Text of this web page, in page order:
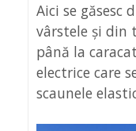
Aici se
vârstele și din
până la
electrice care
scaunele